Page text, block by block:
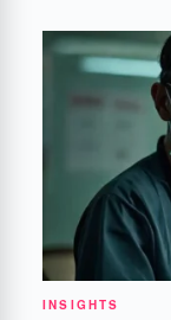
INSIGHTS